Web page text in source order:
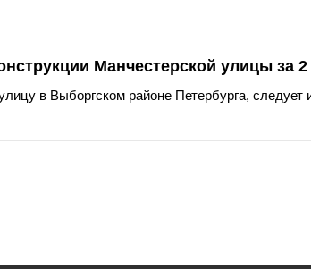
Манчестерской улицы за
в Выборгском районе Петербурга, следует